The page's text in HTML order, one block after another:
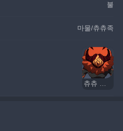
불
마물/츄츄족
츄츄 돌격병